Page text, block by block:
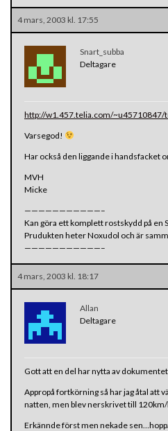
4 mars, 2003 kl. 17:55
Snart_subba
Deltagare
http://w1.457.telia.com/~u45710847/
Varsegod!
Har också den liggande i handsfacket
MVH
Micke
———————————–
Kan göra ett komplett rostskydd på en
Prudukten heter Noxudol och är
———————————–
4 mars, 2003 kl. 18:17
Allan
Deltagare
Gott att en del har nytta av dokumentet
Appropå fortkörning så har jag åtal att
natten, men blev nerskrivet till 120km/
Erkännde först men nekade